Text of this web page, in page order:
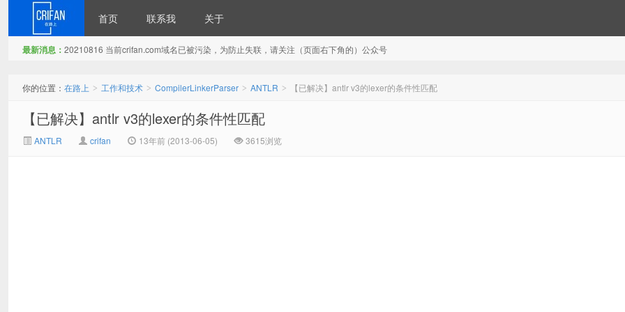
首页 联系我 关于
最新消息： 20210816 当前crifan.com域名已被污染，为防止失联，请关注（页面右下角的）公众号
你的位置： 在路上 > 工作和技术 > CompilerLinkerParser > ANTLR > 【已解决】antlr v3的lexer的条件性匹配
【已解决】antlr v3的lexer的条件性匹配
ANTLR crifan 13年前 (2013-06-05) 3615浏览